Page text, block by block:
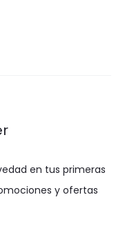
en tus primeras
y ofertas